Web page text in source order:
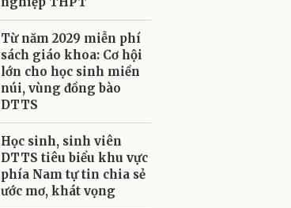
Từ năm 2029 miễn phí
sách giáo khoa: Cơ hội
lớn cho học sinh miền
núi, vùng đồng bào
DTTS
Học sinh, sinh viên
DTTS tiêu biểu khu vực
phía Nam tự tin chia sẻ
ước mơ, khát vọng